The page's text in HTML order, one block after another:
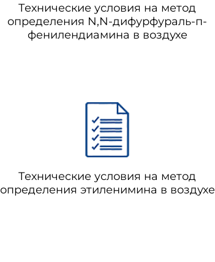
Технические условия на метод
определения N,N-дифурфураль-п-
фенилендиамина в воздухе
Технические условия на метод
определения этиленимина в воздухе